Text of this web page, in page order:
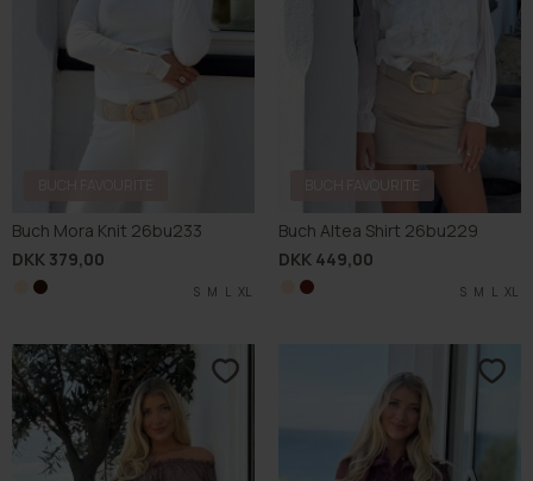
Buch Mora Knit 26bu233
DKK 379,00
S M L XL
S M L XL
Buch Altea Shirt 26bu229
DKK 449,00
S M L XL
S M L XL